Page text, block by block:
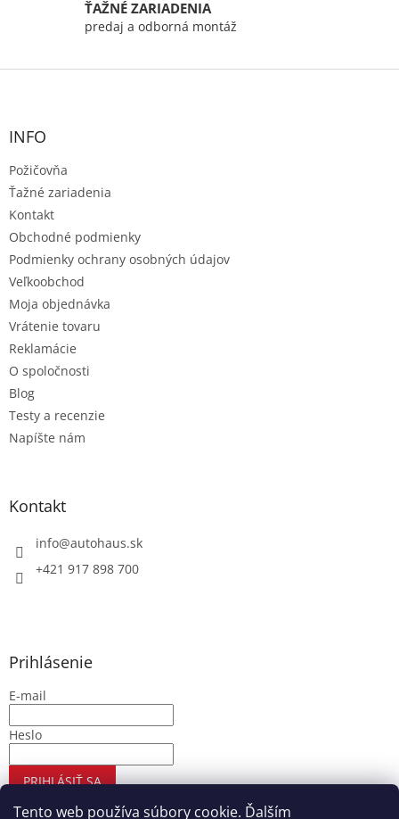
Tento web používa súbory cookie. Ďalším
ŤAŽNÉ ZARIADENIA
predaj a odborná montáž
Z
INFO
Požičovňa
Ťažné zariadenia
Kontakt
Obchodné podmienky
Podmienky ochrany osobných údajov
Veľkoobchod
Moja objednávka
Vrátenie tovaru
Reklamácie
O spoločnosti
Blog
Testy a recenzie
Napíšte nám
Kontakt
info@autohaus.sk
+421 917 898 700
Prihlásenie
E-mail
Heslo
PRIHLÁSIŤ SA
Nová registrácia Zabudnuté heslo